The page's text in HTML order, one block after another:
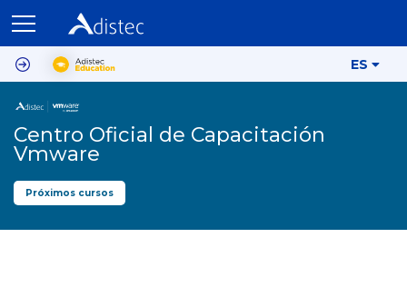
ES
Centro Oficial de Capacitación
Vmware
Próximos cursos